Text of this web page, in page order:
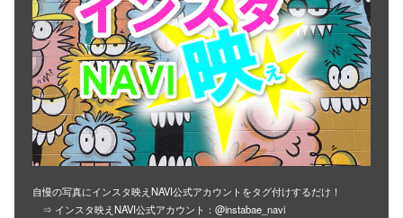
自慢の写真にインスタ映えNAVI公式アカウントをタグ付けするだけ！
⇒ インスタ映えNAVI公式アカウント：@instabae_navi